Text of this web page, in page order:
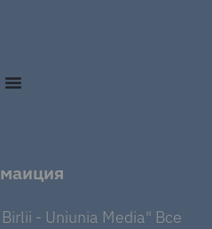
- Uniunia Media" Все